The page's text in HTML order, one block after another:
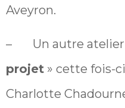
Aveyron.
– Un autre atelier
projet » cette fois-
Charlotte